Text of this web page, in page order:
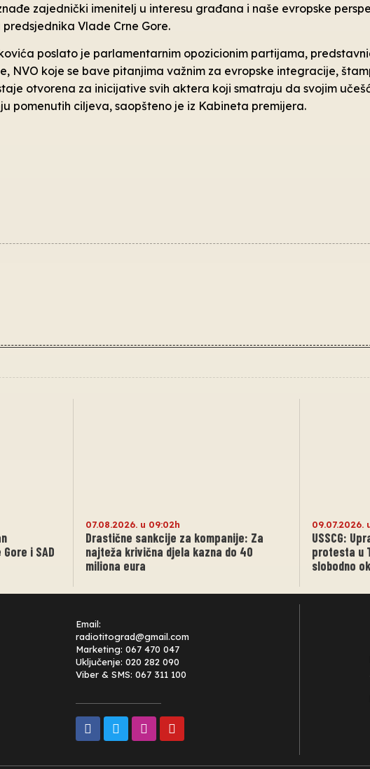
zajednički imenitelj u interesu građana i naše evropske
Vlade Crne Gore.
poslato je parlamentarnim opozicionim partijama,
NVO koje se bave pitanjima važnim za evropske integracije,
otvorena za inicijative svih aktera koji smatraju da svojim
pomenutih ciljeva, saopšteno je iz Kabineta premijera.
i SAD
07.08.2026. u 09:02h
Drastične sankcije za kompanije: Za
najteža krivična djela kazna do 40
miliona eura
09.07.2026.
USSCG:
protesta u
slobodno
Email:
radiotitograd@gmail.com
Marketing: 067 470 047
Uključenje: 020 282 090
Viber & SMS: 067 311 100